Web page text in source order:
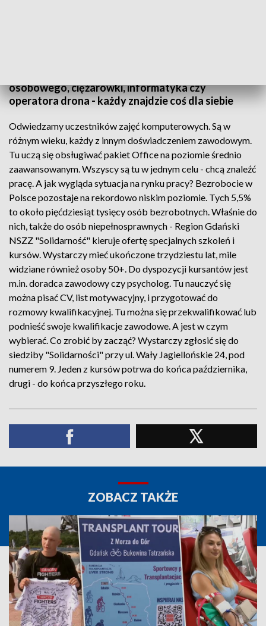
osobowego, ciężarówki, informatyka czy
operatora drona - każdy znajdzie coś dla siebie
Odwiedzamy uczestników zajęć komputerowych. Są w
różnym wieku, każdy z innym doświadczeniem zawodowym.
Tu uczą się obsługiwać pakiet Office na poziomie średnio
zaawansowanym. Wszyscy są tu w jednym celu - chcą znaleźć
pracę. A jak wygląda sytuacja na rynku pracy? Bezrobocie w
Polsce pozostaje na rekordowo niskim poziomie. Tych 5,5%
to około pięćdziesiąt tysięcy osób bezrobotnych. Właśnie do
nich, także do osób niepełnosprawnych - Region Gdański
NSZZ "Solidarność" kieruje ofertę specjalnych szkoleń i
kursów. Wystarczy mieć ukończone trzydziestu lat, mile
widziane również osoby 50+. Do dyspozycji kursantów jest
m.in. doradca zawodowy czy psycholog. Tu nauczyć się
można pisać CV, list motywacyjny, i przygotować do
rozmowy kwalifikacyjnej. Tu można się przekwalifikować lub
podnieść swoje kwalifikacje zawodowe. A jest w czym
wybierać. Co zrobić by zacząć? Wystarczy zgłosić się do
siedziby "Solidarności" przy ul. Wały Jagiellońskie 24, pod
numerem 9. Jeden z kursów potrwa do końca października,
drugi - do końca przyszłego roku.
ZOBACZ TAKŻE